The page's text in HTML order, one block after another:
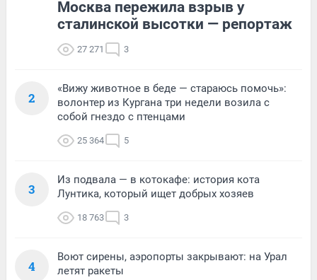
Москва пережила взрыв у
сталинской высотки — репортаж
27 271 3
2
«Вижу животное в беде — стараюсь помочь»:
волонтер из Кургана три недели возила с
собой гнездо с птенцами
25 364 5
3
Из подвала — в котокафе: история кота
Лунтика, который ищет добрых хозяев
18 763 3
4
Воют сирены, аэропорты закрывают: на Урал
летят ракеты